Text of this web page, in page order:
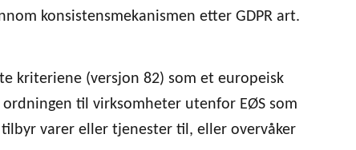
konsistensmekanismen etter GDPR art.
kriteriene (versjon 82) som et europeisk
til virksomheter utenfor EØS som
varer eller tjenester til, eller overvåker